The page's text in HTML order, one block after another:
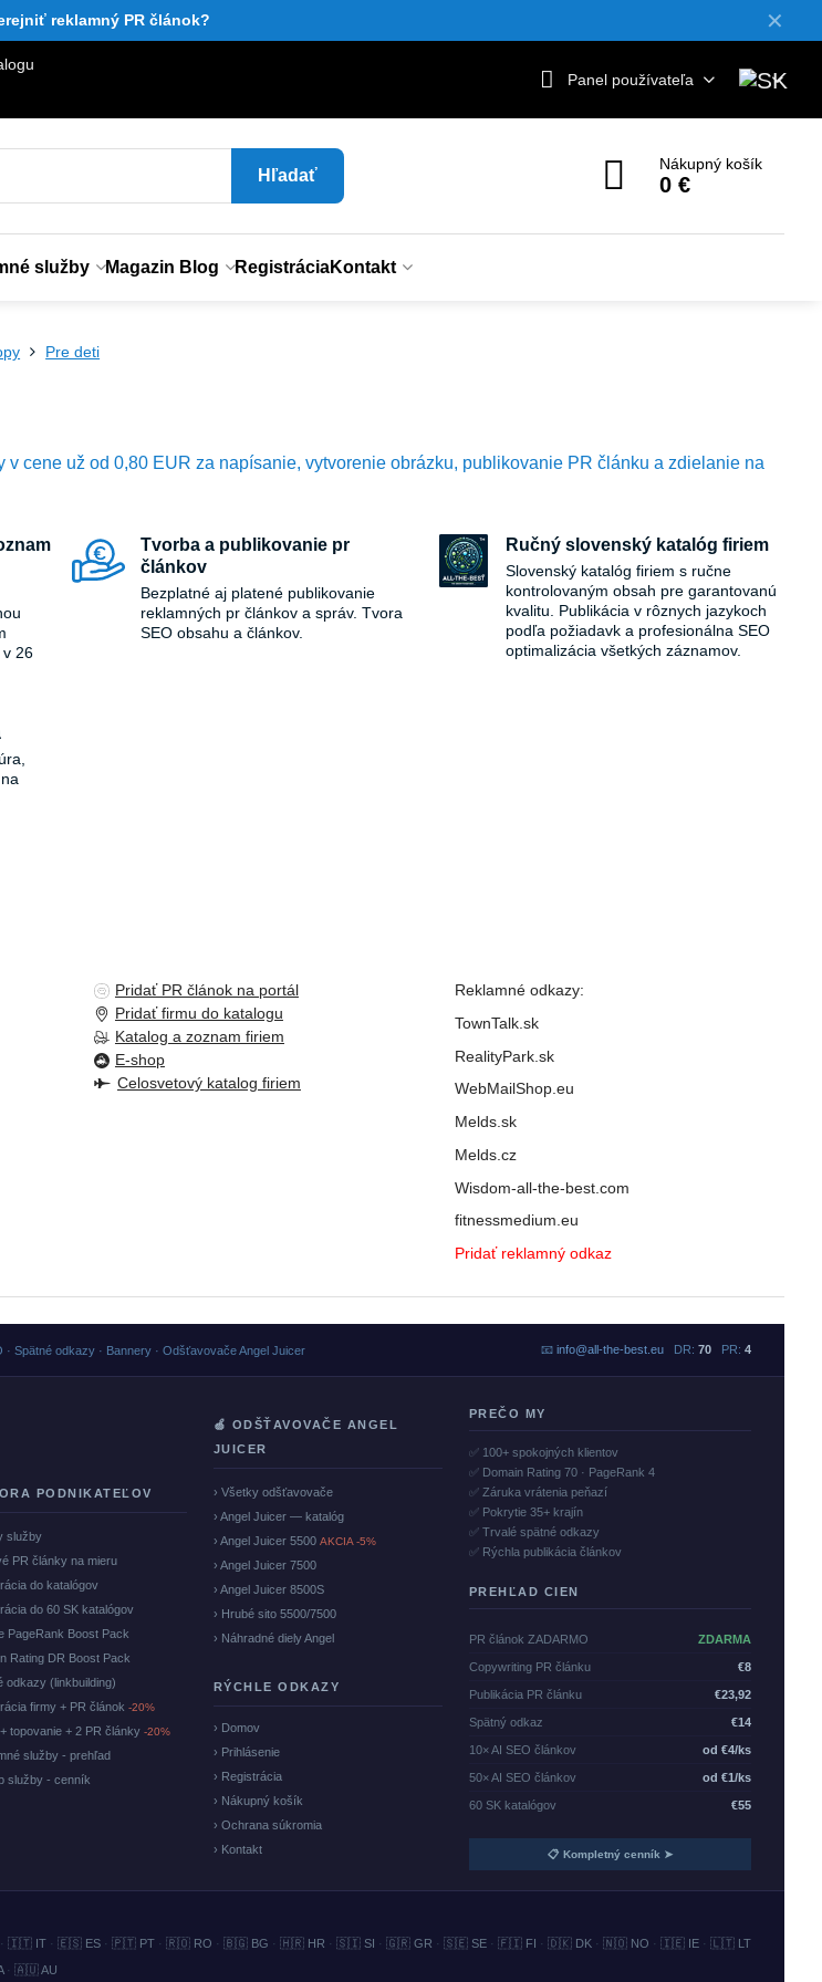
✕
reklamný PR článok?
Panel používateľa
Hľadať
Nákupný košík
0 €
služby Magazin Blog RegistráciaKontakt
Pre deti
v cene už od 0,80 EUR za napísanie, vytvorenie obrázku, publikovanie PR článku a zdielanie na
v 26
Tvorba a publikovanie pr
článkov
Bezplatné aj platené publikovanie
reklamných pr článkov a správ. Tvora
SEO obsahu a článkov.
Ručný slovenský katalóg firiem
Slovenský katalóg firiem s ručne
kontrolovaným obsah pre garantovanú
kvalitu. Publikácia v rôznych jazykoch
podľa požiadavk a profesionálna SEO
optimalizácia všetkých záznamov.
Pridať PR článok na portál
Pridať firmu do katalogu
Katalog a zoznam firiem
E-shop
Celosvetový katalog firiem
Reklamné odkazy:
TownTalk.sk
RealityPark.sk
WebMailShop.eu
Melds.sk
Melds.cz
Wisdom-all-the-best.com
fitnessmedium.eu
Pridať reklamný odkaz
Spätné odkazy · Bannery · Odšťavovače Angel Juicer 📧 info@all-the-best.euDR: 70PR: 4
PODNIKATEĽOV
služby
PR články na mieru
do katalógov
do 60 SK katalógov
PageRank Boost Pack
Rating DR Boost Pack
odkazy (linkbuilding)
firmy + PR článok -20%
topovanie + 2 PR články -20%
služby - prehľad
služby - cenník
🍏 ODŠŤAVOVAČE ANGEL
JUICER
› Všetky odšťavovače
› Angel Juicer — katalóg
› Angel Juicer 5500 AKCIA -5%
› Angel Juicer 7500
› Angel Juicer 8500S
› Hrubé sito 5500/7500
› Náhradné diely Angel
RÝCHLE ODKAZY
› Domov
› Prihlásenie
› Registrácia
› Nákupný košík
› Ochrana súkromia
› Kontakt
PREČO MY
✅ 100+ spokojných klientov
✅ Domain Rating 70 · PageRank 4
✅ Záruka vrátenia peňazí
✅ Pokrytie 35+ krajín
✅ Trvalé spätné odkazy
✅ Rýchla publikácia článkov
PREHĽAD CIEN
PR článok ZADARMO ZDARMA
Copywriting PR článku €8
Publikácia PR článku €23,92
Spätný odkaz €14
10× AI SEO článkov od €4/ks
50× AI SEO článkov od €1/ks
60 SK katalógov €55
📋 Kompletný cenník ➤
· 🇮🇹 IT · 🇪🇸 ES · 🇵🇹 PT · 🇷🇴 RO · 🇧🇬 BG · 🇭🇷 HR · 🇸🇮 SI · 🇬🇷 GR · 🇸🇪 SE · 🇫🇮 FI · 🇩🇰 DK · 🇳🇴 NO · 🇮🇪 IE · 🇱🇹 LT
· 🇦🇺 AU